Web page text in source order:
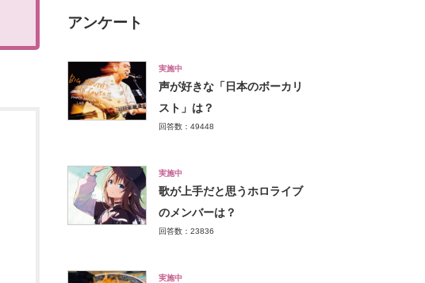
アンケート
実施中
声が好きな「日本のボーカリ
スト」は？
回答数：49448
実施中
歌が上手だと思うホロライブ
のメンバーは？
回答数：23836
実施中